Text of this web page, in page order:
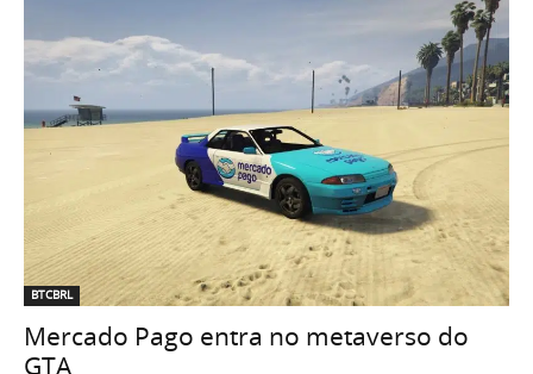
BTCBRL
Mercado Pago entra no metaverso do
GTA